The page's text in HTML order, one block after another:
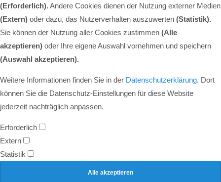
(Erforderlich).Andere Cookies dienen der Nutzung externer Medien
(Extern) oder dazu, das Nutzerverhalten auszuwerten (Statistik).
Sie können der Nutzung aller Cookies zustimmen (Alle
akzeptieren) oder Ihre eigene Auswahl vornehmen und speichern
(Auswahl akzeptieren).
Weitere Informationen finden Sie in der Datenschutzerklärung. Dort
können Sie die Datenschutz-Einstellungen für diese Website
jederzeit nachträglich anpassen.
Erforderlich
Extern
Statistik